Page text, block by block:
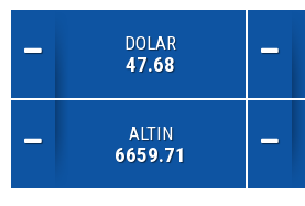
DOLAR
47.68
ALTIN
6659.71